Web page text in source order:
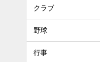
クラブ
野球
行事